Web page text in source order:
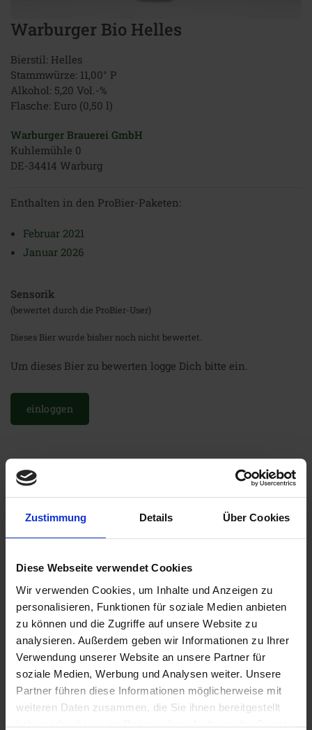
Zustimmung Details Über Cookies
Diese Webseite verwendet Cookies
Wir verwenden Cookies, um Inhalte und Anzeigen zu
personalisieren, Funktionen für soziale Medien anbieten
zu können und die Zugriffe auf unsere Website zu
analysieren. Außerdem geben wir Informationen zu Ihrer
Verwendung unserer Website an unsere Partner für
soziale Medien, Werbung und Analysen weiter. Unsere
Partner führen diese Informationen möglicherweise mit
weiteren Daten zusammen, die Sie ihnen bereitgestellt
Warburger Bio Helles
Bierstil: Helles
Stammwürze: 11,00° P
Alkohol: 5,20 Vol.-%
Flasche: Euro (0,50 l)
Warburger Brauerei GmbH
Kuhlemühle 0
DE-34414 Warburg
Enthalten in den ProBier-Paketen:
Februar 2021
Januar 2026
Sensorik
(bewertet durch die ProBier-User)
Dieses Bier wurde bisher noch nicht bewertet.
Um dieses Bier zu bewerten logge Dich bitte ein.
einloggen
Weitere Biere der Brauerei
Weitere Biere des Bierstils
Helles